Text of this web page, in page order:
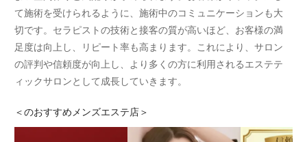
て施術を受けられるように、施術中のコミュニケーションも大
切です。セラピストの技術と接客の質が高いほど、お客様の満
足度は向上し、リピート率も高まります。これにより、サロン
の評判や信頼度が向上し、より多くの方に利用されるエステテ
ィックサロンとして成長していきます。
＜のおすすめメンズエステ店＞